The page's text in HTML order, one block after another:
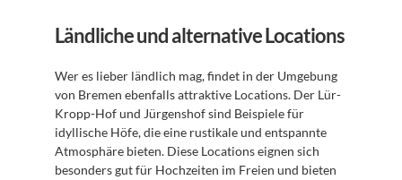
Ländliche und alternative Locations
Wer es lieber ländlich mag, findet in der Umgebung
von Bremen ebenfalls attraktive Locations. Der Lür-
Kropp-Hof und Jürgenshof sind Beispiele für
idyllische Höfe, die eine rustikale und entspannte
Atmosphäre bieten. Diese Locations eignen sich
besonders gut für Hochzeiten im Freien und bieten